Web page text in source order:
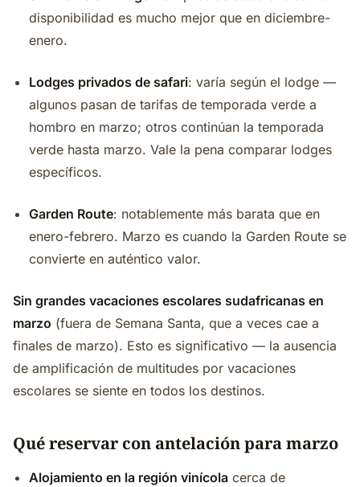
disponibilidad es mucho mejor que en diciembre-
enero.
Lodges privados de safari: varía según el lodge —
algunos pasan de tarifas de temporada verde a
hombro en marzo; otros continúan la temporada
verde hasta marzo. Vale la pena comparar lodges
específicos.
Garden Route: notablemente más barata que en
enero-febrero. Marzo es cuando la Garden Route se
convierte en auténtico valor.
Sin grandes vacaciones escolares sudafricanas en
marzo (fuera de Semana Santa, que a veces cae a
finales de marzo). Esto es significativo — la ausencia
de amplificación de multitudes por vacaciones
escolares se siente en todos los destinos.
Qué reservar con antelación para marzo
Alojamiento en la región vinícola cerca de